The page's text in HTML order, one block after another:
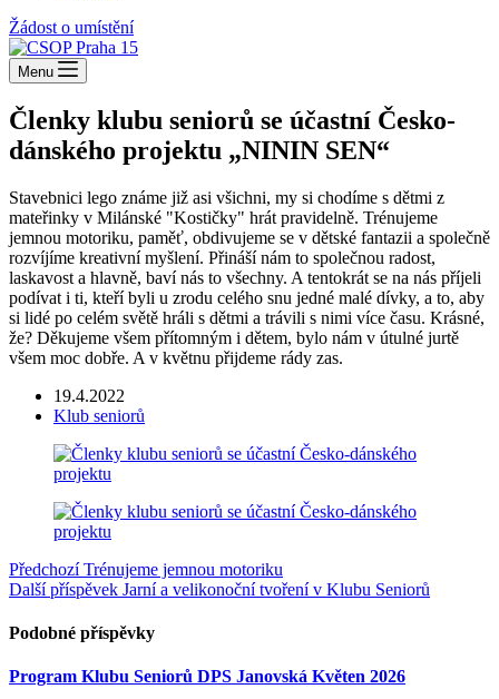
Žádost o umístění
Menu
Členky klubu seniorů se účastní Česko-
dánského projektu „NININ SEN“
Stavebnici lego známe již asi všichni, my si chodíme s dětmi z
mateřinky v Milánské "Kostičky" hrát pravidelně. Trénujeme
jemnou motoriku, paměť, obdivujeme se v dětské fantazii a společně
rozvíjíme kreativní myšlení. Přináší nám to společnou radost,
laskavost a hlavně, baví nás to všechny. A tentokrát se na nás příjeli
podívat i ti, kteří byli u zrodu celého snu jedné malé dívky, a to, aby
si lidé po celém světě hráli s dětmi a trávili s nimi více času. Krásné,
že? Děkujeme všem přítomným i dětem, bylo nám v útulné jurtě
všem moc dobře. A v květnu přijdeme rády zas.
19.4.2022
Klub seniorů
PředchozíTrénujeme jemnou motoriku
Další příspěvek Jarní a velikonoční tvoření v Klubu Seniorů
Podobné příspěvky
Program Klubu Seniorů DPS Janovská Květen 2026